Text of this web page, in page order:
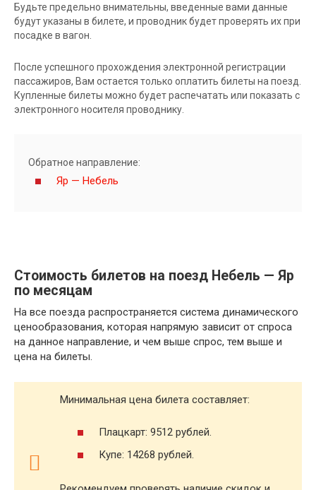
Будьте предельно внимательны, введенные вами данные
будут указаны в билете, и проводник будет проверять их при
посадке в вагон.
После успешного прохождения электронной регистрации
пассажиров, Вам остается только оплатить билеты на поезд.
Купленные билеты можно будет распечатать или показать с
электронного носителя проводнику.
Обратное направление:
Яр — Небель
Стоимость билетов на поезд Небель — Яр
по месяцам
На все поезда распространяется система динамического
ценообразования, которая напрямую зависит от спроса
на данное направление, и чем выше спрос, тем выше и
цена на билеты.
Минимальная цена билета составляет:
Плацкарт: 9512 рублей.
Купе: 14268 рублей.